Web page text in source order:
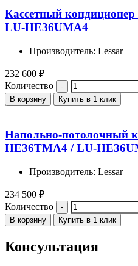
Кассетный
LU-HE36UMA4
Производитель: Lessar
232 600 ₽
Количество
В корзину Купить в 1 клик
Напольно-потолочный
HE36TMA4 / LU-
Производитель: Lessar
234 500 ₽
Количество
В корзину Купить в 1 клик
Консультация